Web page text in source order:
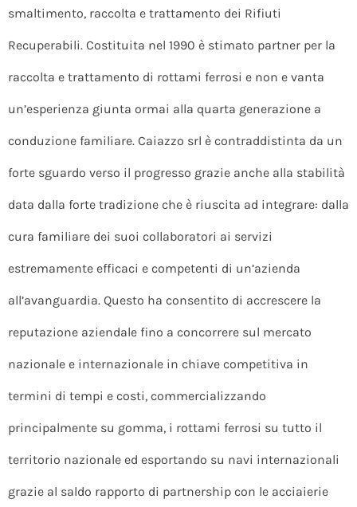
smaltimento, raccolta e trattamento dei Rifiuti
Recuperabili. Costituita nel 1990 è stimato partner per la
raccolta e trattamento di rottami ferrosi e non e vanta
un’esperienza giunta ormai alla quarta generazione a
conduzione familiare. Caiazzo srl è contraddistinta da un
forte sguardo verso il progresso grazie anche alla stabilità
data dalla forte tradizione che è riuscita ad integrare: dalla
cura familiare dei suoi collaboratori ai servizi
estremamente efficaci e competenti di un’azienda
all’avanguardia. Questo ha consentito di accrescere la
reputazione aziendale fino a concorrere sul mercato
nazionale e internazionale in chiave competitiva in
termini di tempi e costi, commercializzando
principalmente su gomma, i rottami ferrosi su tutto il
territorio nazionale ed esportando su navi internazionali
grazie al saldo rapporto di partnership con le acciaierie